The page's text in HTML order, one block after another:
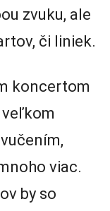
zvuku, ale
či liniek.
koncertom
viac.
by so